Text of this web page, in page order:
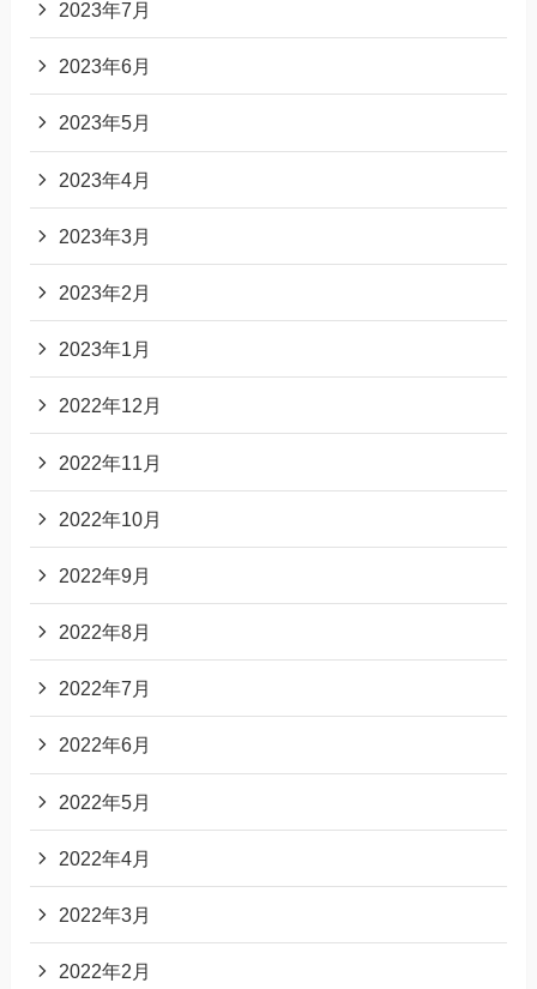
2023年7月
2023年6月
2023年5月
2023年4月
2023年3月
2023年2月
2023年1月
2022年12月
2022年11月
2022年10月
2022年9月
2022年8月
2022年7月
2022年6月
2022年5月
2022年4月
2022年3月
2022年2月